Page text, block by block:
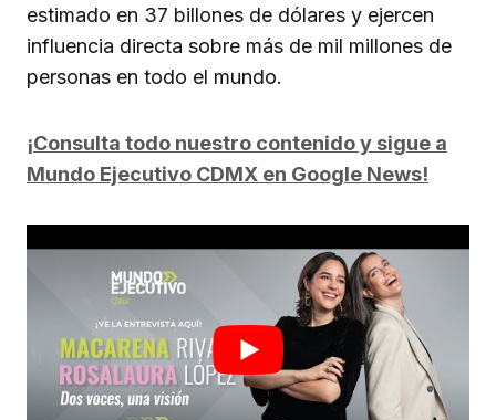
estimado en 37 billones de dólares y ejercen
influencia directa sobre más de mil millones de
personas en todo el mundo.
¡Consulta todo nuestro contenido y sigue a
Mundo Ejecutivo CDMX en Google News!